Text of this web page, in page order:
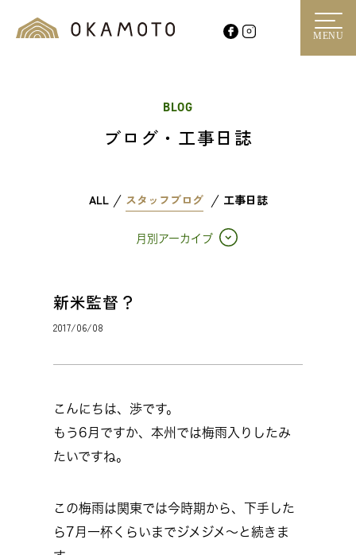
MENU
BLOG
ブログ・工事日誌
ALL スタッフブログ 工事日誌
月別アーカイブ
新米監督？
2017/06/08
こんにちは、渉です。
もう6月ですか、本州では梅雨入りしたみ
たいですね。
この梅雨は関東では今時期から、下手した
ら7月一杯くらいまでジメジメ～と続きま